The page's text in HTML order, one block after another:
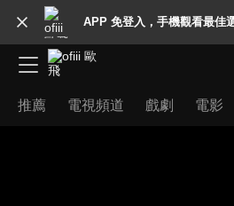
APP 免登入，手機觀看最佳
推薦 電視頻道 戲劇 電影